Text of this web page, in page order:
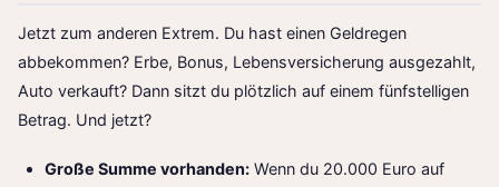
Jetzt zum anderen Extrem. Du hast einen Geldregen
abbekommen? Erbe, Bonus, Lebensversicherung ausgezahlt,
Auto verkauft? Dann sitzt du plötzlich auf einem fünfstelligen
Betrag. Und jetzt?
Große Summe vorhanden: Wenn du 20.000 Euro auf